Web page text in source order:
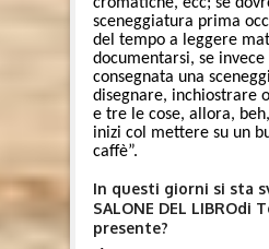
cromatiche, ecc; se
sceneggiatura prima
del tempo a leggere
documentarsi, se
consegnata una
disegnare, inchiostrare
e tre le cose, allora,
inizi col mettere su un
caffè”.
In questi giorni si sta
SALONE DEL LIBROdi
presente?